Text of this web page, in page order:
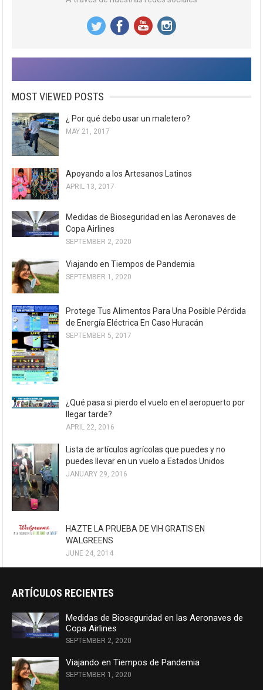
MOST VIEWED POSTS
¿ Por qué debo usar un maletero?
MAY 21, 2017
Apoyando a los Artesanos Latinos
APRIL 13, 2017
Medidas de Bioseguridad en las Aeronaves de
Copa Airlines
SEPTEMBER 2, 2020
Viajando en Tiempos de Pandemia
SEPTEMBER 1, 2020
Protege Tus Alimentos Para Una Posible Pérdida
de Energía Eléctrica En Caso Huracán
SEPTEMBER 5, 2017
¿Qué pasa si pierdo el vuelo en el aeropuerto por
llegar tarde?
APRIL 22, 2016
Lista de artículos agrícolas que puedes y no
puedes llevar en un vuelo a Estados Unidos
JANUARY 29, 2016
HAZTE LA PRUEBA DE VIH GRATIS EN
WALGREENS
JUNE 24, 2014
ARTÍCULOS RECIENTES
Medidas de Bioseguridad en las Aeronaves de
Copa Airlines
SEPTEMBER 2, 2020
Viajando en Tiempos de Pandemia
SEPTEMBER 1, 2020